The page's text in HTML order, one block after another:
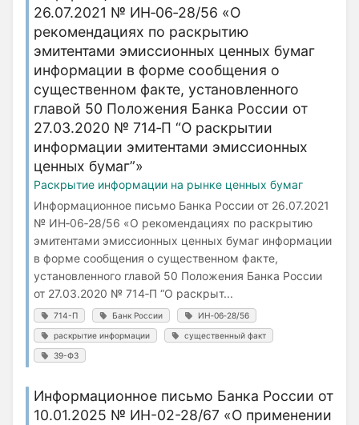
26.07.2021 № ИН‑06‑28/56 «О
рекомендациях по раскрытию
эмитентами эмиссионных ценных бумаг
информации в форме сообщения о
существенном факте, установленного
главой 50 Положения Банка России от
27.03.2020 № 714‑П “О раскрытии
информации эмитентами эмиссионных
ценных бумаг”»
Раскрытие информации на рынке ценных бумаг
Информационное письмо Банка России от 26.07.2021
№ ИН‑06‑28/56 «О рекомендациях по раскрытию
эмитентами эмиссионных ценных бумаг информации
в форме сообщения о существенном факте,
установленного главой 50 Положения Банка России
от 27.03.2020 № 714‑П “О раскрыт...
714-П Банк России ИН‑06‑28/56
раскрытие информации существенный факт
39-ФЗ
Информационное письмо Банка России от
10.01.2025 № ИН-02-28/67 «О применении